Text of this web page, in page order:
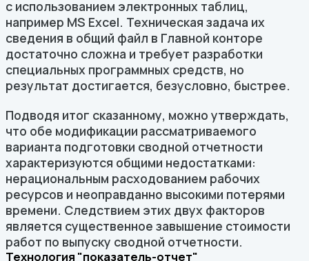
с использованием электронных таблиц,
например MS Excel. Техническая задача их
сведения в общий файл в Главной конторе
достаточно сложна и требует разработки
специальных программных средств, но
результат достигается, безусловно, быстрее.
Подводя итог сказанному, можно утверждать,
что обе модификации рассматриваемого
варианта подготовки сводной отчетности
характеризуются общими недостатками:
нерациональным расходованием рабочих
ресурсов и неоправданно высокими потерями
времени. Следствием этих двух факторов
является существенное завышение стоимости
работ по выпуску сводной отчетности.
Технология "показатель-отчет"